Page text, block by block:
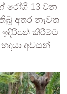
රෝගී 13 වන
තිබූ අතර නැවත
කිරීමට
අවසන්